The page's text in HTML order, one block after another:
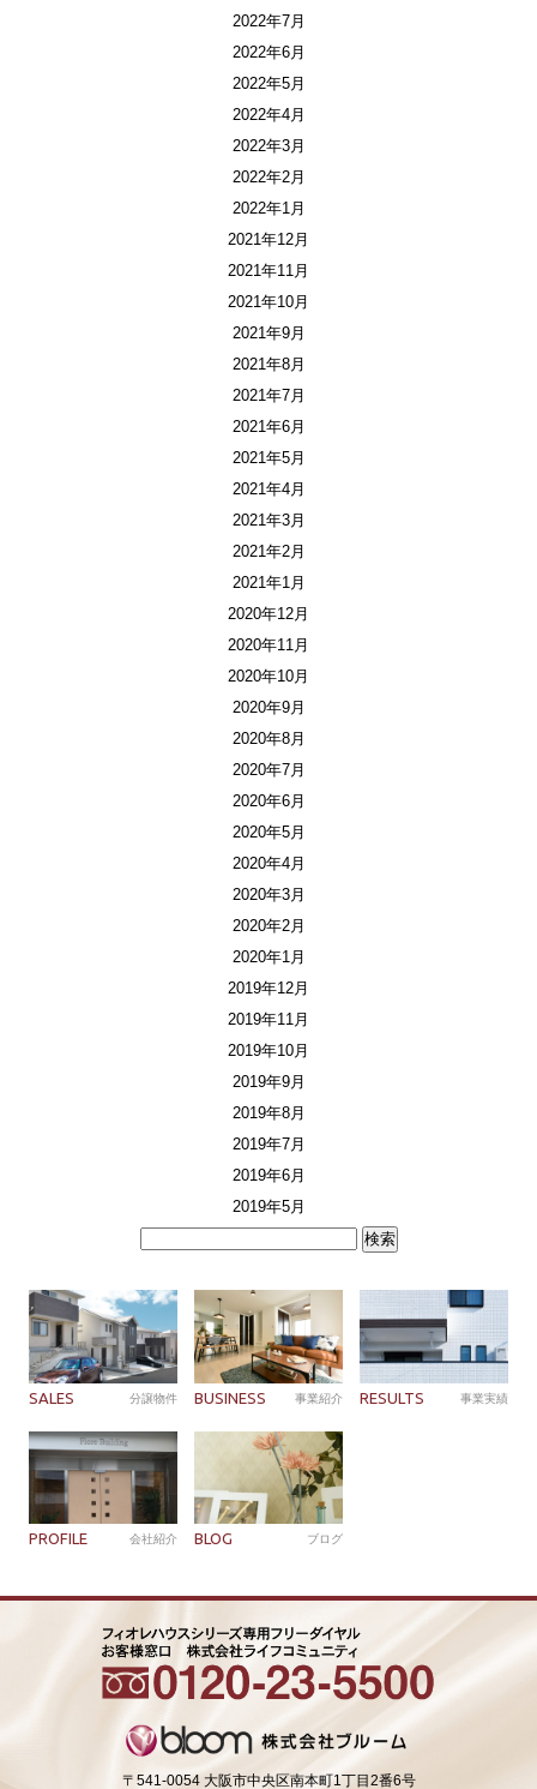
2022年7月
2022年6月
2022年5月
2022年4月
2022年3月
2022年2月
2022年1月
2021年12月
2021年11月
2021年10月
2021年9月
2021年8月
2021年7月
2021年6月
2021年5月
2021年4月
2021年3月
2021年2月
2021年1月
2020年12月
2020年11月
2020年10月
2020年9月
2020年8月
2020年7月
2020年6月
2020年5月
2020年4月
2020年3月
2020年2月
2020年1月
2019年12月
2019年11月
2019年10月
2019年9月
2019年8月
2019年7月
2019年6月
2019年5月
SALES 分譲物件 BUSINESS 事業紹介 RESULTS 事業実績
PROFILE 会社紹介 BLOG ブログ
〒541-0054 大阪市中央区南本町1丁目2番6号